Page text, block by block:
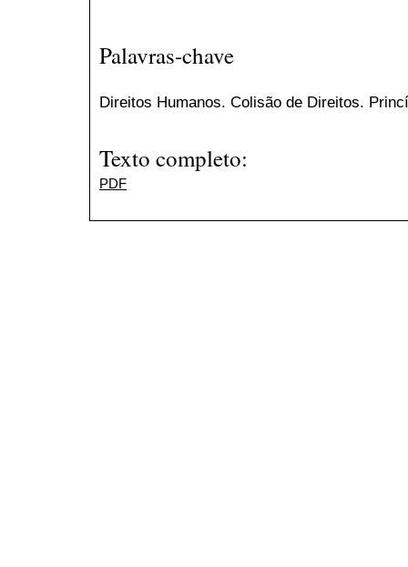
Palavras-chave
Direitos Humanos. Colisão de Direitos.
Texto completo:
PDF